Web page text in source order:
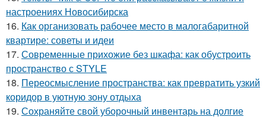
настроениях Новосибирска
16. Как организовать рабочее место в малогабаритной
квартире: советы и идеи
17. Современные прихожие без шкафа: как обустроить
пространство с STYLE
18. Переосмысление пространства: как превратить узкий
коридор в уютную зону отдыха
19. Сохраняйте свой уборочный инвентарь на долгие